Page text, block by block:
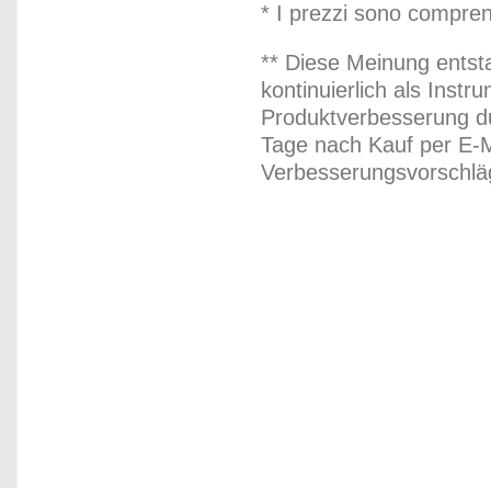
* I prezzi sono
** Diese Meinung
kontinuierlich als
Produktverbesserung
Tage nach Kauf per E-